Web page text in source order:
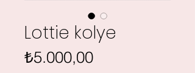
Lottie kolye
₺5.000,00Fiyat